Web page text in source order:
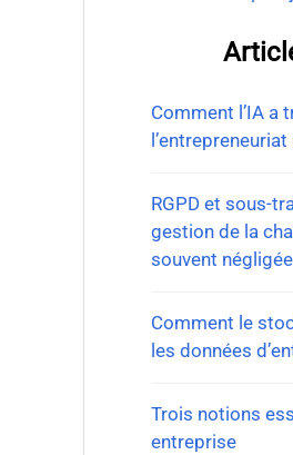
Comment l’IA a
RGPD et sous-
gestion de la
souvent négligée
Comment le
les données
Trois notions
entreprise